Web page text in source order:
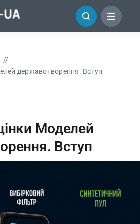
державотворення. Вступ
Моделей
Вступ